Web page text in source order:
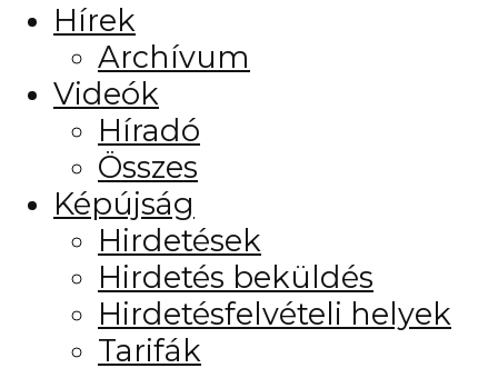
Hírek
Archívum
Videók
Híradó
Összes
Képújság
Hirdetések
Hirdetés beküldés
Hirdetésfelvételi helyek
Tarifák